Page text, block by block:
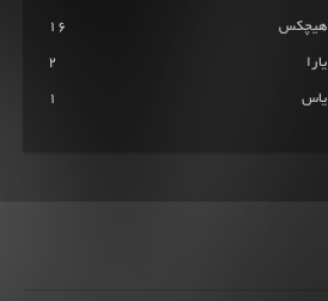
هیچکس 16
یارا 2
یاس 1